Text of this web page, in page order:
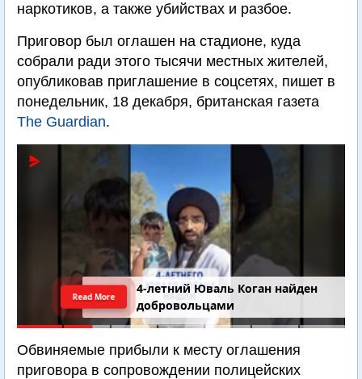
наркотиков, а также убийствах и разбое.
Приговор был оглашен на стадионе, куда
собрали ради этого тысячи местных жителей,
опубликовав приглашение в соцсетях, пишет в
понедельник, 18 декабря, британская газета
The Guardian.
4-летний Юваль Коган найден
добровольцами
Read More
Обвиняемые прибыли к месту оглашения
приговора в сопровождении полицейских